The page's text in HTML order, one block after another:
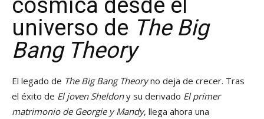
cósmica desde el
universo de The Big
Bang Theory
El legado de The Big Bang Theoryno deja de crecer. Tras
el éxito de El joven Sheldony su derivado El primer
matrimonio de Georgie y Mandy, llega ahora una